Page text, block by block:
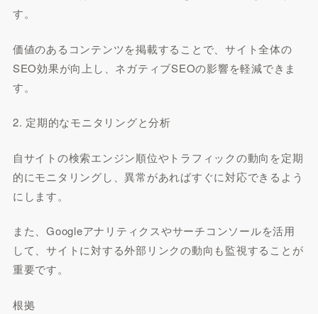
す。
価値のあるコンテンツを掲載することで、サイト全体の
SEO効果が向上し、ネガティブSEOの影響を軽減できま
す。
2. 定期的なモニタリングと分析
自サイトの検索エンジン順位やトラフィックの動向を定期
的にモニタリングし、異常があればすぐに対応できるよう
にします。
また、Googleアナリティクスやサーチコンソールを活用
して、サイトに対する外部リンクの動向も監視することが
重要です。
根拠